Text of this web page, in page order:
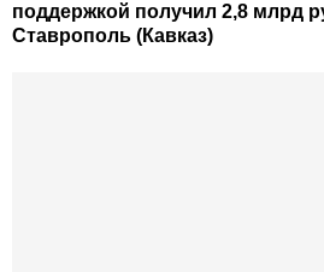
поддержкой получил 2,8 млрд
Ставрополь (Кавказ)